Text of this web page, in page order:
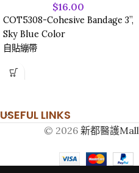
$16.00
COT5308-Cohesive Bandage 3”,
Sky Blue Color
自貼繃帶
USEFUL LINKS
© 2026 新都醫護Mall